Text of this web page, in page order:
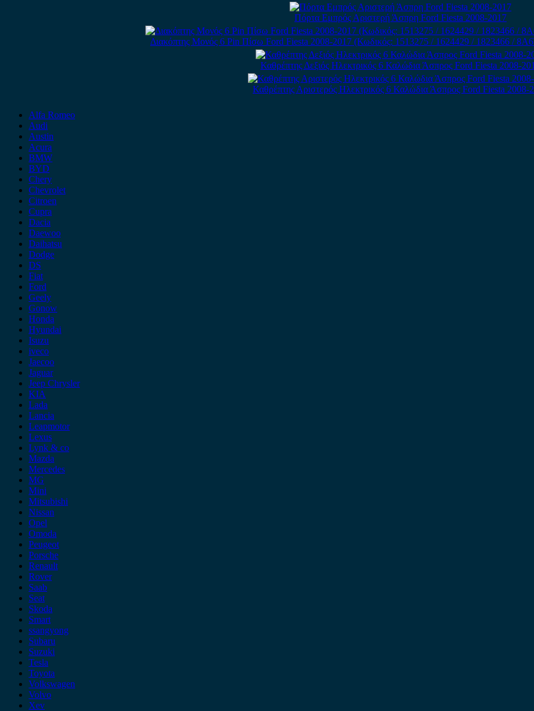
Πόρτα Εμπρός Αριστερή Άσπρη Ford Fiesta 2008-2017
Διακόπτης Μονός 6 Pin Πίσω Ford Fiesta 2008-2017 (Κωδικός: 1513275 / 1624429 / 1823466 /
Καθρέπτης Δεξιός Ηλεκτρικός 6 Καλώδια Άσπρος Ford Fiesta 2008-
Καθρέπτης Αριστερός Ηλεκτρικός 6 Καλώδια Άσπρος Ford Fiesta 2008-
Alfa Romeo
Audi
Austin
Acura
BMW
BYD
Chery
Chevrolet
Citroen
Cupra
Dacia
Daewoo
Daihatsu
Dodge
DS
Fiat
Ford
Geely
Gonow
Honda
Hyundai
Isuzu
iveco
Jaecoo
Jaguar
Jeep Chrysler
KIA
Lada
Lancia
Leapmotor
Lexus
Lynk & co
Mazda
Mercedes
MG
Mini
Mitsubishi
Nissan
Opel
Omoda
Peugeot
Porsche
Renault
Rover
Saab
Seat
Skoda
Smart
ssangyong
Subaru
Suzuki
Tesla
Toyota
Volkswagen
Volvo
Xev